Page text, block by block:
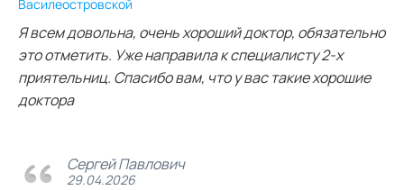
Василеостровской
Я всем довольна, очень хороший доктор, обязательно
это отметить. Уже направила к специалисту 2-х
приятельниц. Спасибо вам, что у вас такие хорошие
доктора
Сергей Павлович
29.04.2026